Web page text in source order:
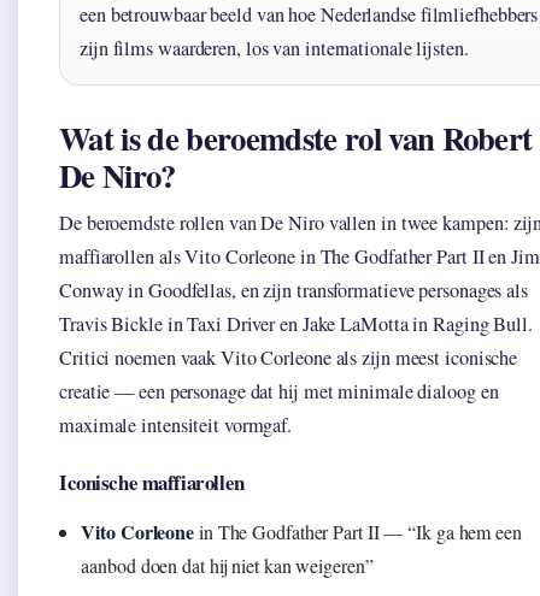
een betrouwbaar beeld van hoe Nederlandse filmliefhebbers
zijn films waarderen, los van internationale lijsten.
Wat is de beroemdste rol van Robert
De Niro?
De beroemdste rollen van De Niro vallen in twee kampen:
maffiarollen als Vito Corleone in The Godfather Part II en
Conway in Goodfellas, en zijn transformatieve personages als
Travis Bickle in Taxi Driver en Jake LaMotta in Raging Bull.
Critici noemen vaak Vito Corleone als zijn meest iconische
creatie — een personage dat hij met minimale dialoog en
maximale intensiteit vormgaf.
Iconische maffiarollen
Vito Corleonein The Godfather Part II — “Ik ga hem een
aanbod doen dat hij niet kan weigeren”